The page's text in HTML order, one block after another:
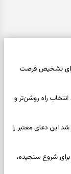
۱۴۰۵ | کارت‌هایی برای تشخیص فرصت
مرداد ۱۴۰۵ | روزی برای انتخاب راه روشن‌تر و
این دعای معتبر را
مرداد ۱۴۰۵ | پیام‌هایی برای شروع سنجیده،